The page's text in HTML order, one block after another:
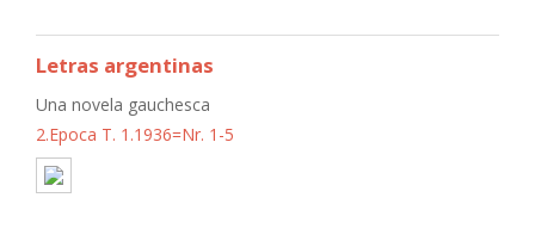
Letras argentinas
Una novela gauchesca
2.Epoca T. 1.1936=Nr. 1-5